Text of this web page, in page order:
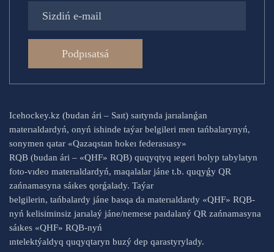
Podpısatsá
Icehockey.kz (budan ári – Saıt) saıtynda jarıalanǵan
materıaldardyń, onyń ishinde taýar belgileri men tańbalarynyń,
sonymen qatar «Qazaqstan hokeı federasıasy»
RQB (budan ári – «QHF» RQB) quqyqtyq ıegeri bolyp tabylatyn
foto-vıdeo materıaldardyń, maqalalar jáne t.b. quqyǵy QR
zańnamasyna sáıkes qorǵalady. Taýar
belgilerin, tańbalardy jáne basqa da materıaldardy «QHF» RQB-
nyń kelisiminsiz jarıalaý jáne/nemese paıdalaný QR zańnamasyna
sáıkes «QHF» RQB-nyń
ıntelektýaldyq quqyqtaryn buzý dep qarastyrylady.